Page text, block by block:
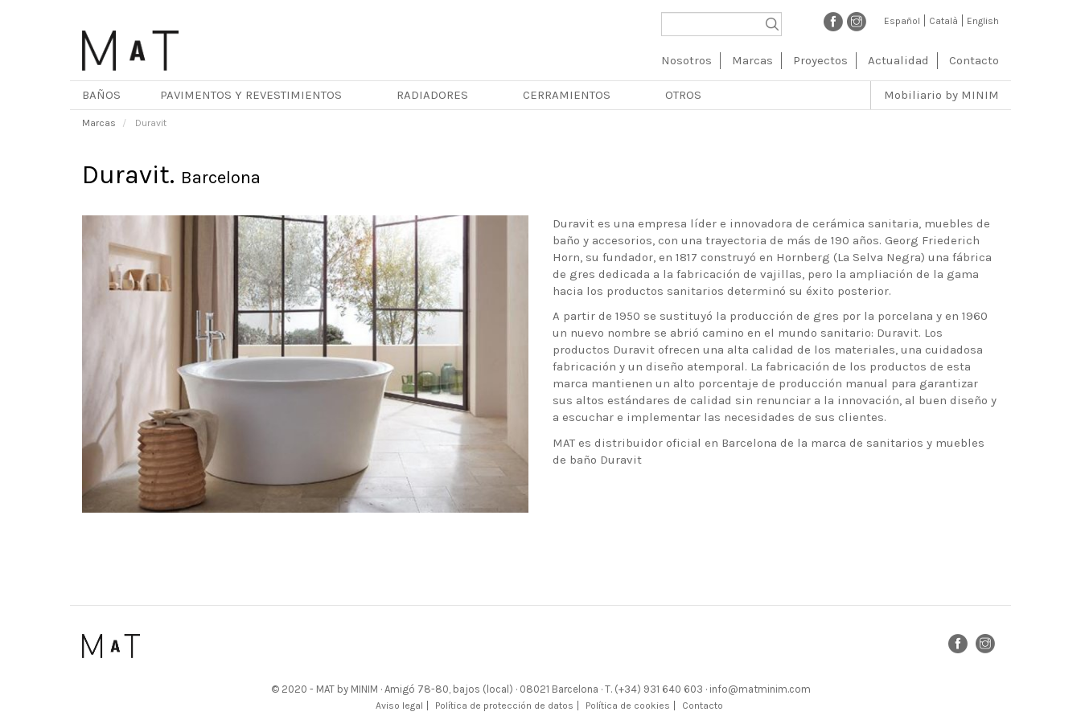
Español Català English
Navegación
principal
Nosotros Marcas Proyectos Actualidad Contacto
BAÑOS PAVIMENTOS Y REVESTIMIENTOS RADIADORES CERRAMIENTOS OTROS Mobiliario by MINIM
Marcas Duravit
Duravit. Barcelona
Duravit es una empresa líder e innovadora de cerámica sanitaria, muebles de
baño y accesorios, con una trayectoria de más de 190 años. Georg Friederich
Horn, su fundador, en 1817 construyó en Hornberg (La Selva Negra) una fábrica
de gres dedicada a la fabricación de vajillas, pero la ampliación de la gama
hacia los productos sanitarios determinó su éxito posterior.
A partir de 1950 se sustituyó la producción de gres por la porcelana y en 1960
un nuevo nombre se abrió camino en el mundo sanitario: Duravit. Los
productos Duravit ofrecen una alta calidad de los materiales, una cuidadosa
fabricación y un diseño atemporal. La fabricación de los productos de esta
marca mantienen un alto porcentaje de producción manual para garantizar
sus altos estándares de calidad sin renunciar a la innovación, al buen diseño y
a escuchar e implementar las necesidades de sus clientes.
MAT es distribuidor oficial en Barcelona de la marca de sanitarios y muebles
de baño Duravit
© 2020 - MAT by MINIM · Amigó 78-80, bajos (local) · 08021 Barcelona · T. (+34) 931 640 603 · info@matminim.com
Aviso legal Política de protección de datos Política de cookies Contacto